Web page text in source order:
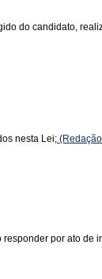
do candidato,
nesta Lei;
por ato de